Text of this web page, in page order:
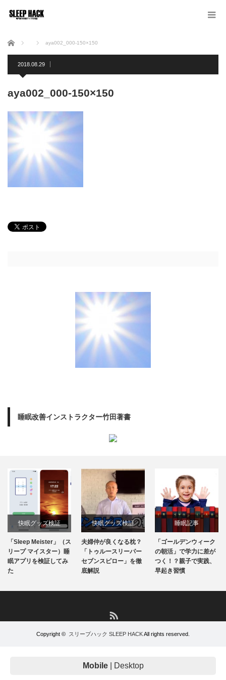
ホーム aya002_000-150×150
2018.08.29
aya002_000-150×150
睡眠改善インストラクター竹田著書
快眠グッズ検証
「Sleep Meister」（ス
リープ マイスター）睡
眠アプリを検証してみ
た
快眠グッズ検証
夫婦仲が良くなる枕？
「トゥルースリーパー
セブンスピロー」を徹
底解説
睡眠記事
「ゴールデンウィーク
の朝活」で学力に差が
つく！？親子で実践、
早起き習慣
Copyright © スリープハック SLEEP HACKAll rights reserved.
Mobile| Desktop